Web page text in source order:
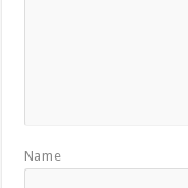
Name